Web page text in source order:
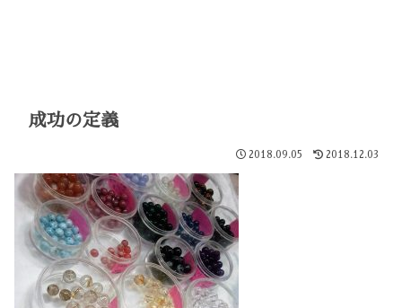
成功の定義
2018.09.05 2018.12.03